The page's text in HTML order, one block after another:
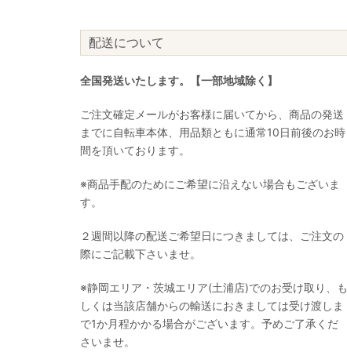
配送について
全国発送いたします。【一部地域除く】
ご注文確定メールがお客様に届いてから、商品の発送
までに自転車本体、用品類ともに通常10日前後のお時
間を頂いております。
※商品手配のためにご希望に沿えない場合もございま
す。
２週間以降の配送ご希望日につきましては、ご注文の
際にご記載下さいませ。
※静岡エリア・茨城エリア(土浦店)でのお受け取り、も
しくは当該店舗からの輸送におきましては受け渡しま
で1か月程かかる場合がございます。予めご了承くだ
さいませ。